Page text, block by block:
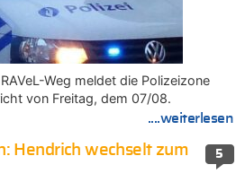
Weg meldet die Polizeizone
von Freitag, dem 07/08.
....weiterlesen
5
Hendrich wechselt zum